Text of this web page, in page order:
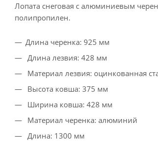
Лопата снеговая с алюминиевым
полипропилен.
Длина черенка: 925 мм
Длина лезвия: 428 мм
Материал лезвия: оцинкованная
Высота ковша: 375 мм
Ширина ковша: 428 мм
Материал черенка: алюминий
Длина: 1300 мм